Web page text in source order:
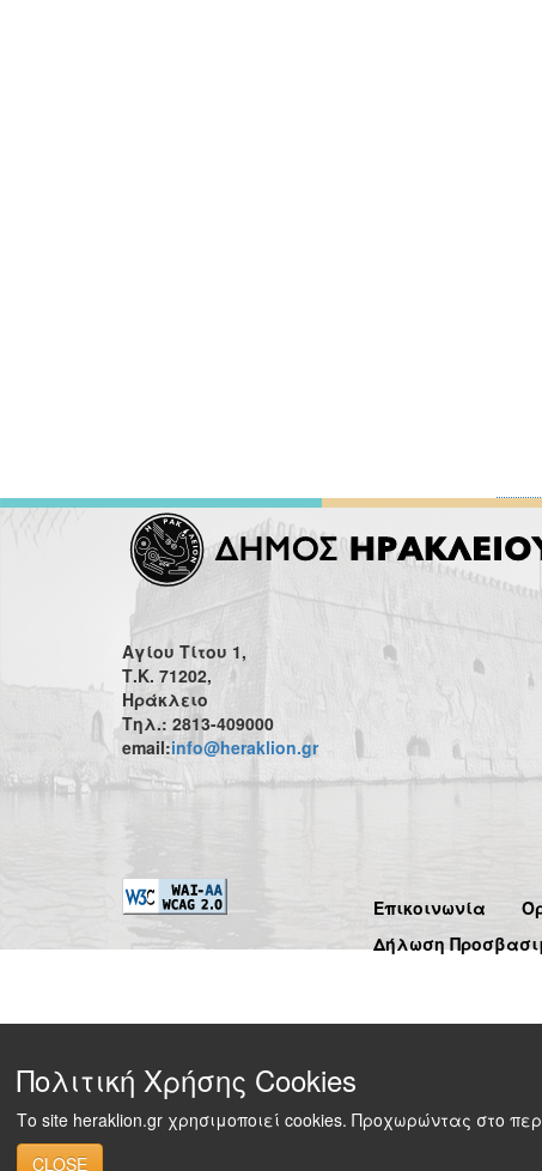
Αγίου Τίτου 1,
Τ.Κ. 71202,
Ηράκλειο
Τηλ.: 2813-409000
email:info@heraklion.gr
Επικοινωνία
Δήλωση
Πολιτική Χρήσης Cookies
Το site heraklion.gr χρησιμοποιεί cookies. Προχωρώντας στο
CLOSE